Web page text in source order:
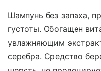
Шампунь без запаха,
густоты. Обогащен
увлажняющим
серебра. Средство